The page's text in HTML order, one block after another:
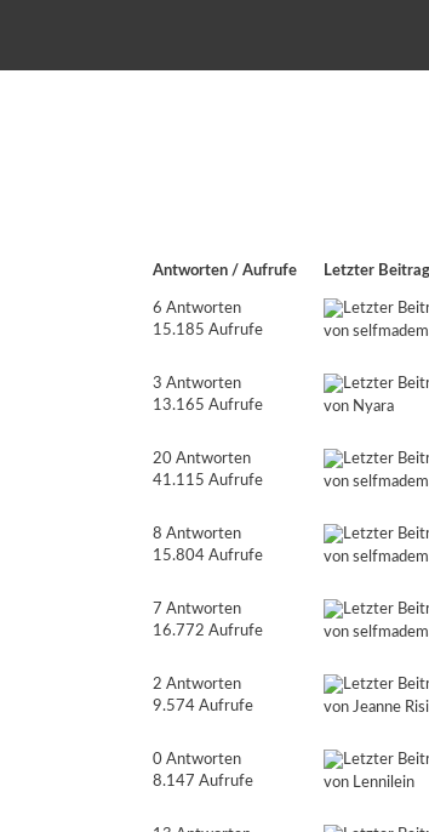
Antworten / Aufrufe
Letzter Beitrag
6 Antworten
15.185 Aufrufe
von
3 Antworten
13.165 Aufrufe
von Nyara
20 Antworten
41.115 Aufrufe
von
8 Antworten
15.804 Aufrufe
von
7 Antworten
16.772 Aufrufe
von
2 Antworten
9.574 Aufrufe
von Jeanne
0 Antworten
8.147 Aufrufe
von Lennilein